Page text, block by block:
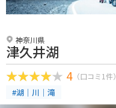
神奈川県
津久井湖
4 （口コミ1件）
#湖｜川｜滝